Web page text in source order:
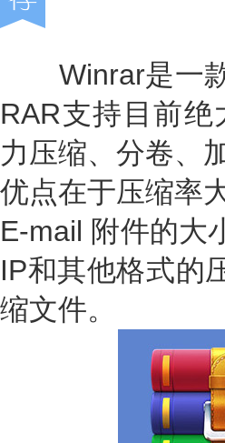
Winrar是一款
RAR支持目前
力压缩、分卷、
优点在于压缩率
E-mail 附件的大
IP和其他格式的
缩文件。